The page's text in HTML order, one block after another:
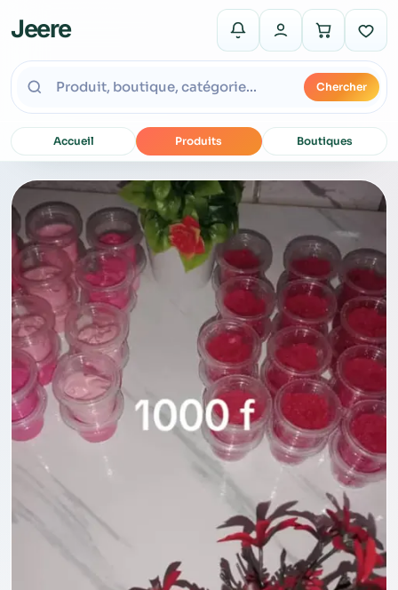
Jeere
Chercher
Accueil Produits Boutiques